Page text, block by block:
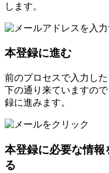
します。
本登録に進む
前のプロセスで入力し
下の通り来ていますの
録に進みます。
本登録に必要な情
る